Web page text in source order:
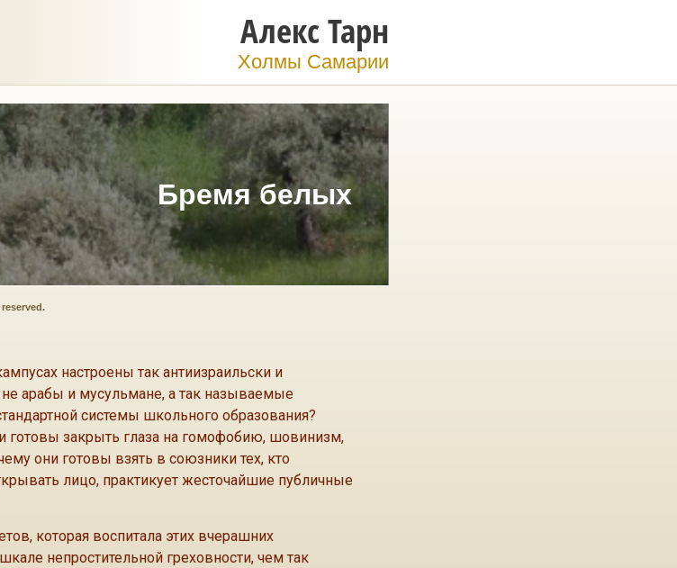
Алекс Тарн
Холмы Самарии
Бремя белых
настроены так антиизраильски и
арабы и мусульмане, а так называемые
системы школьного образования?
готовы закрыть глаза на гомофобию, шовинизм,
они готовы взять в союзники тех, кто
лицо, практикует жесточайшие публичные
которая воспитала этих вчерашних
непростительной греховности, чем так